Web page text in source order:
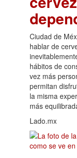
Ciudad de
hablar de
hábitos de
vez más
permitan
la misma
más
Lado.mx